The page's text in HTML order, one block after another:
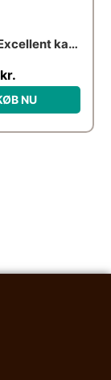
Melitta Excellent kaffemaskine hvid 4,0
kr.
NU